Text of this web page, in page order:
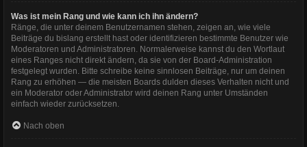
Was ist mein Rang und wie kann ich ihn ändern?
Ränge, die unter deinem Benutzernamen stehen, zeigen an, wie viele
Beiträge du bislang erstellt hast oder identifizieren bestimmte Benutzer wie
Moderatoren und Administratoren. Normalerweise kannst du den Wortlaut
eines Ranges nicht direkt ändern, da sie von der Board-Administration
festgelegt wurden. Bitte schreibe keine sinnlosen Beiträge, nur um deinen
Rang zu erhöhen — die meisten Boards dulden dieses Verhalten nicht und
ein Moderator oder Administrator wird deinen Rang unter Umständen
einfach wieder zurücksetzen.
Nach oben